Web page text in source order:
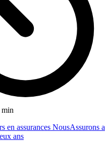
min
en assurances NousAssurons a
ans